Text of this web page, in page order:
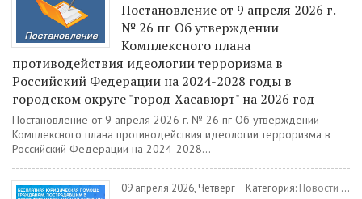
Постановление от 9 апреля 2026 г.
№ 26 пг Об утверждении
Комплексного плана
противодействия идеологии терроризма в
Российский Федерации на 2024-2028 годы в
городском округе "город Хасавюрт" на 2026 год
Постановление от 9 апреля 2026 г. № 26 пг Об утверждении
Комплексного плана противодействия идеологии терроризма в
Российский Федерации на 2024-2028...
09 апреля 2026, Четверг Категория: Новости